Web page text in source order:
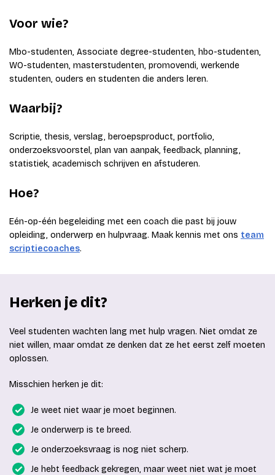
Voor wie?
Mbo-studenten, Associate degree-studenten, hbo-studenten,
WO-studenten, masterstudenten, promovendi, werkende
studenten, ouders en studenten die anders leren.
Waarbij?
Scriptie, thesis, verslag, beroepsproduct, portfolio,
onderzoeksvoorstel, plan van aanpak, feedback, planning,
statistiek, academisch schrijven en afstuderen.
Hoe?
Eén-op-één begeleiding met een coach die past bij jouw
opleiding, onderwerp en hulpvraag. Maak kennis met ons team
scriptiecoaches.
Herken je dit?
Veel studenten wachten lang met hulp vragen. Niet omdat ze
niet willen, maar omdat ze denken dat ze het eerst zelf moeten
oplossen.
Misschien herken je dit:
Je weet niet waar je moet beginnen.
Je onderwerp is te breed.
Je onderzoeksvraag is nog niet scherp.
Je hebt feedback gekregen, maar weet niet wat je moet